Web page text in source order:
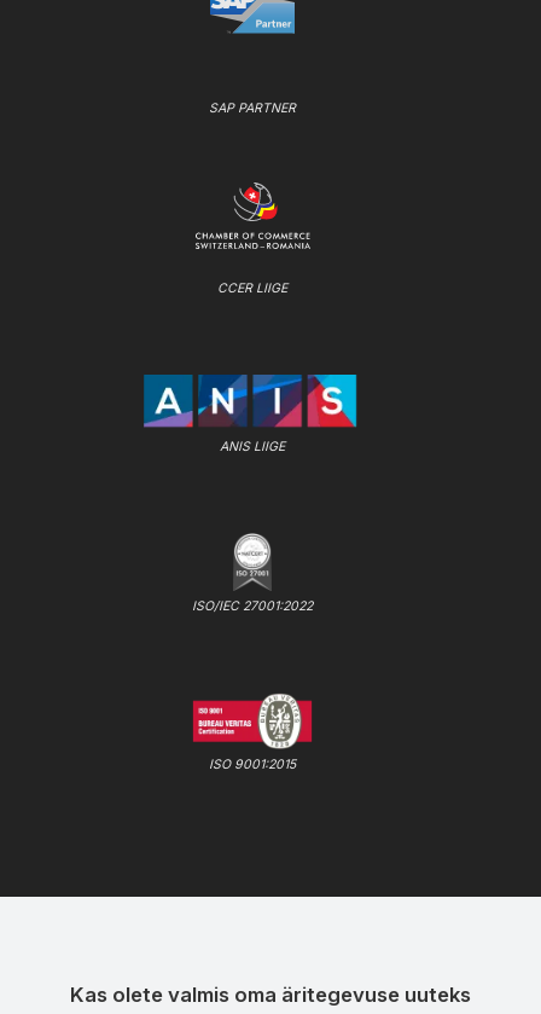
SAP PARTNER
CCER LIIGE
ANIS LIIGE
ISO/IEC 27001:2022
ISO 9001:2015
Kas olete valmis oma äritegevuse uuteks